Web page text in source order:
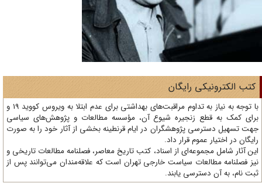
الکترونیکی رایگان
با توجه به نیاز به تداوم مراقبت‌های بهداشتی برای عدم ابتلا به ویروس کووید 19 و
کمک به قطع زنجیره شیوع آن، مؤسسه مطالعات و پژوهش‌های سیاسی
تسهیل دسترسی پژوهشگران در ایام قرنطینه بخشی از آثار خود را به صورت
در اختیار عموم قرار داد.
آثار شامل مجموعه‌ای از اسناد، کتب تاریخ معاصر، فصلنامه‌ مطالعات تاریخی و
فصلنامه مطالعات سیاست خارجی تهران است که علاقه‌مندان می‌توانند پس از
نام، به آن دسترسی یابند.